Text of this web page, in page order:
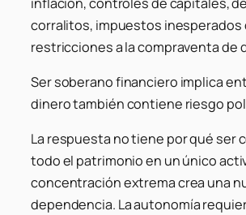
corralitos, impuestos inesperados
restricciones a la compraventa de
Ser soberano financiero implica
dinero también contiene riesgo
La respuesta no tiene por qué ser
todo el patrimonio en un único
concentración extrema crea una
dependencia. La autonomía